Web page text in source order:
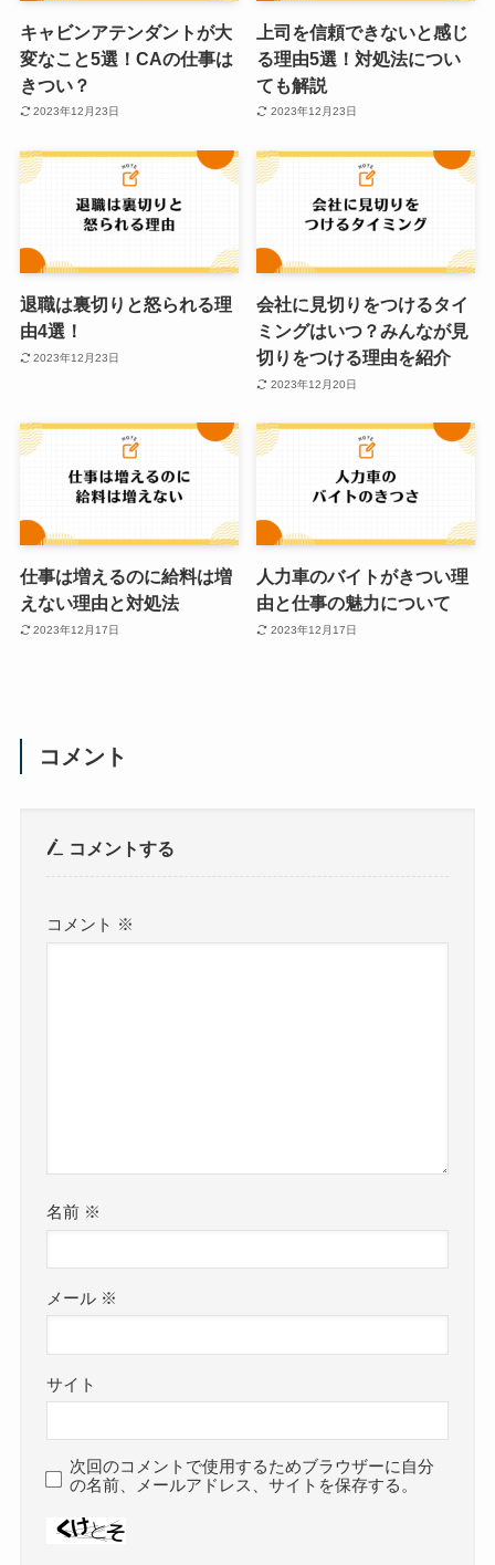
キャビンアテンダントが大
変なこと5選！CAの仕事は
きつい？
2023年12月23日
上司を信頼できないと感じ
る理由5選！対処法につい
ても解説
2023年12月23日
退職は裏切りと怒られる理
由4選！
2023年12月23日
会社に見切りをつけるタイ
ミングはいつ？みんなが見
切りをつける理由を紹介
2023年12月20日
仕事は増えるのに給料は増
えない理由と対処法
2023年12月17日
人力車のバイトがきつい理
由と仕事の魅力について
2023年12月17日
コメント
コメントする
コメント ※
名前 ※
メール ※
サイト
次回のコメントで使用するためブラウザーに自分
の名前、メールアドレス、サイトを保存する。